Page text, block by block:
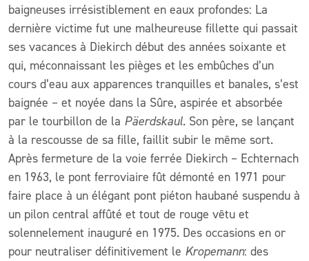
baigneuses irrésistiblement en eaux profondes: La
dernière victime fut une malheureuse fillette qui passait
ses vacances à Diekirch début des années soixante et
qui, méconnaissant les pièges et les embûches d’un
cours d’eau aux apparences tranquilles et banales, s’est
baignée – et noyée dans la Sûre, aspirée et absorbée
par le tourbillon de la Päerdskaul. Son père, se lançant
à la rescousse de sa fille, faillit subir le même sort.
Après fermeture de la voie ferrée Diekirch – Echternach
en 1963, le pont ferroviaire fût démonté en 1971 pour
faire place à un élégant pont piéton haubané suspendu à
un pilon central affûté et tout de rouge vêtu et
solennelement inauguré en 1975. Des occasions en or
pour neutraliser définitivement le Kropemann: des